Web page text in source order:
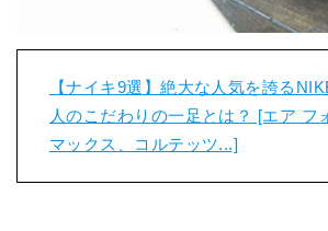
【ナイキ9選】絶大な人気を誇る
人のこだわりの一足とは？ [エア フ
マックス、コルテッツ...]